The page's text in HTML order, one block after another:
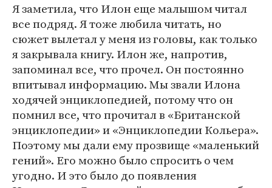
Я заметила, что Илон еще малышом читал
все подряд. Я тоже любила читать, но
сюжет вылетал у меня из головы, как только
я закрывала книгу. Илон же, напротив,
запоминал все, что прочел. Он постоянно
впитывал информацию. Мы звали Илона
ходячей энциклопедией, потому что он
помнил все, что прочитал в «Британской
энциклопедии» и «Энциклопедии Кольера».
Поэтому мы дали ему прозвище «маленький
гений». Его можно было спросить о чем
угодно. И это было до появления